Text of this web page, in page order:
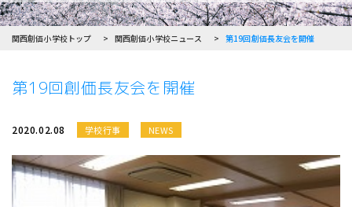
関西創価小学校トップ 関西創価小学校ニュース 第19回創価長友会を開催
第19回創価長友会を開催
2020.02.08 学校行事 NEWS